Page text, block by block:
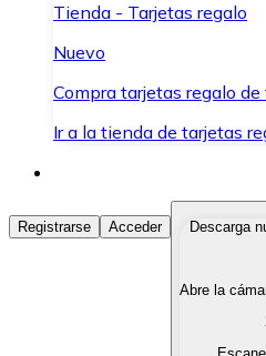
Tienda - Tarjetas regalo
Nuevo
Compra tarjetas regalo
Ir a la tienda de tarjetas
Comprar Criptomonedas
Compra criptomonedas
Vende tus criptomonedas
Registrarse Acceder
Descarga
Abre la